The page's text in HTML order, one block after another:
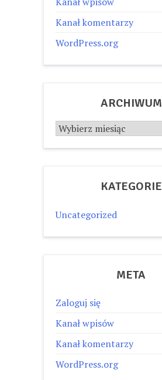
Kanał komentarzy
WordPress.org
ARCHIWUM
Archiwum
KATEGORIE
Uncategorized
META
Zaloguj się
Kanał wpisów
Kanał komentarzy
WordPress.org